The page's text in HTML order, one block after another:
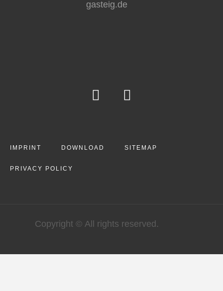
gasteig.de
IMPRINT DOWNLOAD SITEMAP
PRIVACY POLICY
Copyright © All rights reserved.